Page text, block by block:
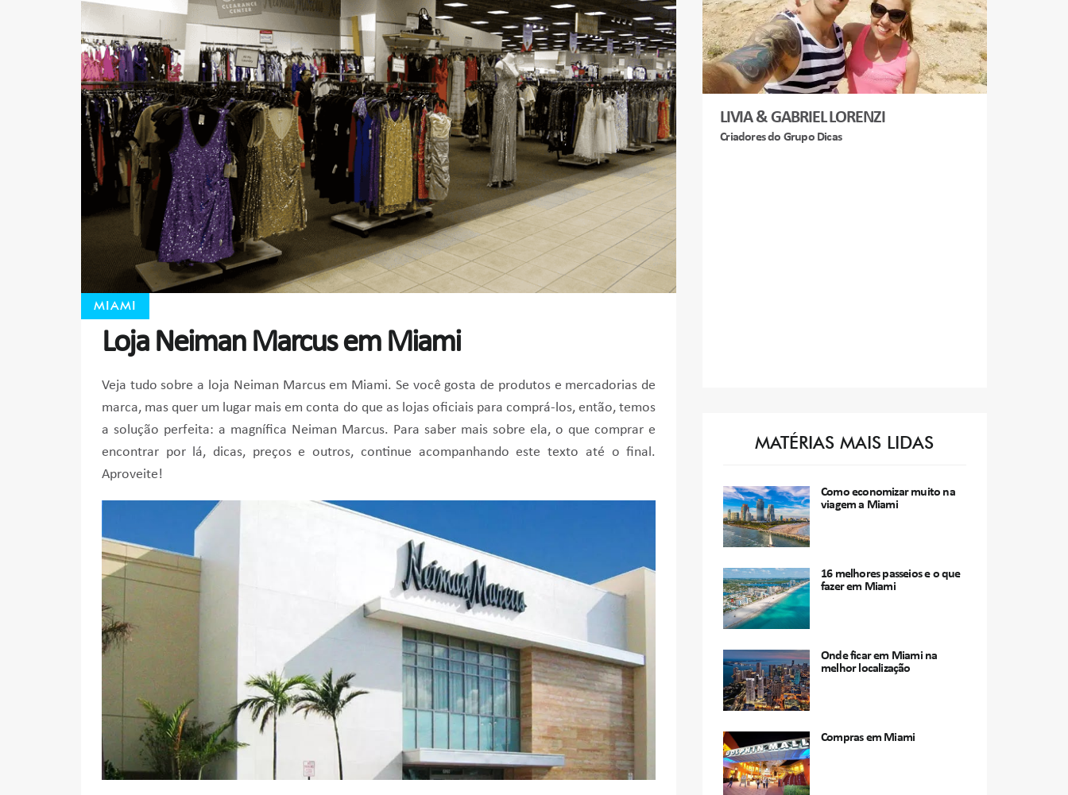
MIAMI
Loja Neiman Marcus em Miami
Veja tudo sobre a loja Neiman Marcus em Miami. Se você gosta de produtos e mercadorias de
marca, mas quer um lugar mais em conta do que as lojas oficiais para comprá-los, então, temos
a solução perfeita: a magnífica Neiman Marcus. Para saber mais sobre ela, o que comprar e
encontrar por lá, dicas, preços e outros, continue acompanhando este texto até o final.
Aproveite!
LIVIA & GABRIEL LORENZI
Criadores do Grupo Dicas
MATÉRIAS MAIS LIDAS
Como economizar muito na
viagem a Miami
16 melhores passeios e o que
fazer em Miami
Onde ficar em Miami na
melhor localização
Compras em Miami